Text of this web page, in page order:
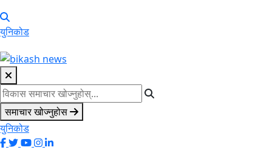
युनिकोड
समाचार खोज्नुहोस
युनिकोड